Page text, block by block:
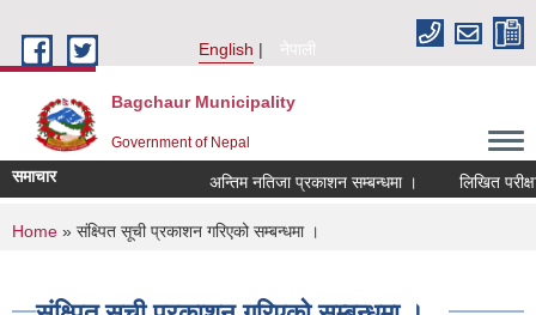
English
नेपाली
Bagchaur Municipality
Government of Nepal
समाचार अन्तिम नतिजा प्रकाशन सम्बन्धमा । लिखित
You are here
Home » संक्ष्पित सूची प्रकाशन गरिएको सम्बन्धमा ।